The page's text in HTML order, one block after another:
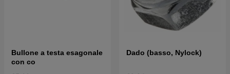
Bullone a testa esagonale
con co
Dado (basso, Nylock)